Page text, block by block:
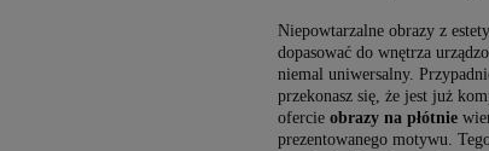
Niepowtarzalne obrazy z
dopasować do wnętrza
niemal uniwersalny.
przekonasz się, że jest już
ofercie obrazy na płótnie
prezentowanego motywu.